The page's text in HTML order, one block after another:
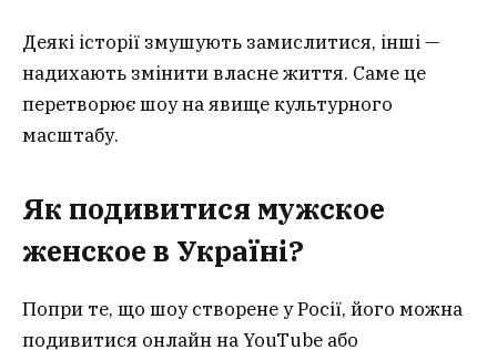
Деякі історії змушують замислитися, інші —
надихають змінити власне життя. Саме це
перетворює шоу на явище культурного
масштабу.
Як подивитися мужское
женское в Україні?
Попри те, що шоу створене у Росії, його можна
подивитися онлайн на YouTube або